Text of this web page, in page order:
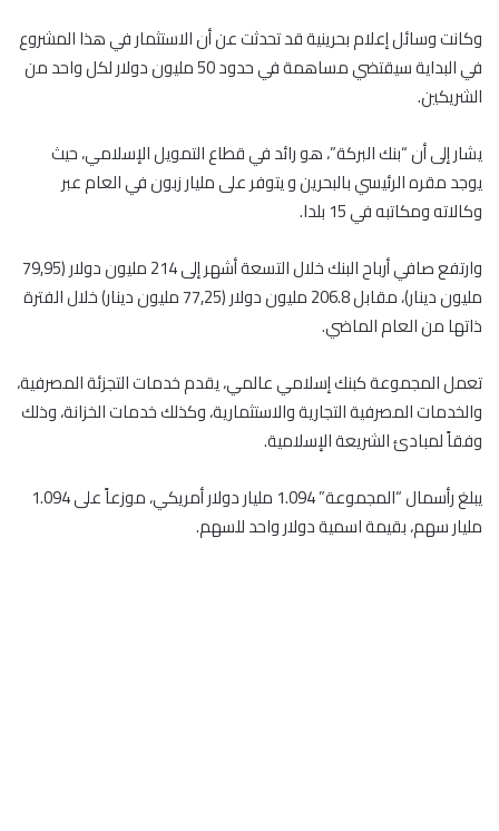
وكانت وسائل إعلام بحرينية قد تحدثت عن أن الاستثمار في هذا المشروع
في البداية سيقتضي مساهمة في حدود 50 مليون دولار لكل واحد من
الشريكين.
يشار إلى أن “بنك البركة”، هو رائد في قطاع التمويل الإسلامي، حيث
يوجد مقره الرئيسي بالبحرين و يتوفر على مليار زبون في العام عبر
وكالاته ومكاتبه في 15 بلدا.
وارتفع صافي أرباح البنك خلال التسعة أشهر إلى 214 مليون دولار (79,95
مليون دينار)، مقابل 206.8 مليون دولار (77,25 مليون دينار) خلال الفترة
ذاتها من العام الماضي.
تعمل المجموعة كبنك إسلامي عالمي، يقدم خدمات التجزئة المصرفية،
والخدمات المصرفية التجارية والاستثمارية، وكذلك خدمات الخزانة، وذلك
وفقاً لمبادئ الشريعة الإسلامية.
يبلغ رأسمال “المجموعة” 1.094 مليار دولار أمريكي، موزعاً على 1.094
مليار سهم، بقيمة اسمية دولار واحد للسهم.